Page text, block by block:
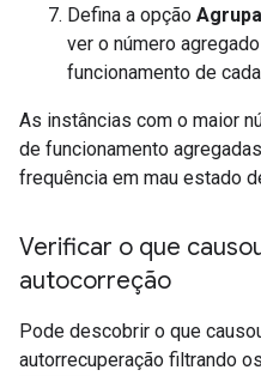
Defina a opção
ver o número
funcionamento de
As instâncias com o maior
de funcionamento
frequência em mau estado
Verificar o que
autocorreção
Pode descobrir o que
autorrecuperação filtrando